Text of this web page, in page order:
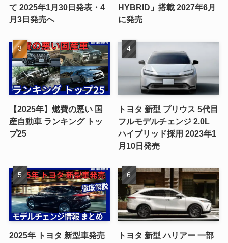
て 2025年1月30日発表・4
月3日発売へ
HYBRID」搭載 2027年6月
に発売
【2025年】燃費の悪い 国
産自動車 ランキング トッ
プ25
トヨタ 新型 プリウス 5代目
フルモデルチェンジ 2.0L
ハイブリッド採用 2023年1
月10日発売
2025年 トヨタ 新型車発売
トヨタ 新型 ハリアー 一部